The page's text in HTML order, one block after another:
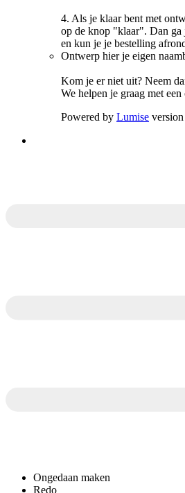
4. Als je klaar bent met
op de knop "klaar". Dan ga
en kun je je bestelling
Ontwerp hier je eigen
Kom je er niet uit? Neem
We helpen je graag met
Powered by Lumise version
Ongedaan maken
Redo